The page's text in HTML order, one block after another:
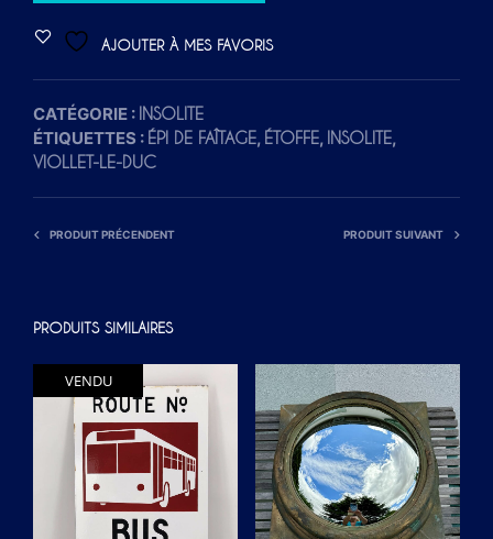
R
A
I
AJOUTER À MES FAVORIS
CATÉGORIE : INSOLITE
ÉTIQUETTES : ÉPI DE FAÎTAGE, ÉTOFFE, INSOLITE,
VIOLLET-LE-DUC
PRODUIT PRÉCENDENT PRODUIT SUIVANT
PRODUITS SIMILAIRES
VENDU